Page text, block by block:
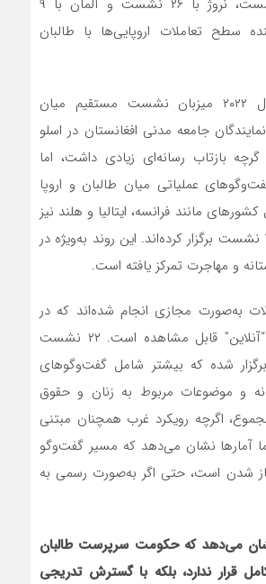
سطح تعاملات اروپایی‌ها با طالبان
نروژ حتی در سال ۲۰۲۲ میزبان نشست مستقیم میان
جامعه مدنی افغانستان در اسلو
بازتاب رسانه‌ای زیادی داشت، اما
عملیاتی میان طالبان و اروپا
مانند فرانسه، ایتالیا و هلند نیز
هرکدام بین ۵ تا ۷ نشست برگزار کرده‌اند. این روند به‌ویژه در
و مهاجرت تمرکز یافته است.
به‌صورت مجازی انجام شده‌اند که در
آمار نشست‌های “آنلاین” قابل مشاهده است. ۲۲ نشست
شده که بیشتر شامل گفت‌وگوهای
و موضوعات مربوط به زنان و حقوق
اگرچه رویکرد غرب همچنان مبتنی
آمارها نشان می‌دهد که مسیر گفت‌وگو
شدن است، حتی اگر به‌صورت رسمی به
می‌دهد که حکومت سرپرست طالبان
قرار ندارد، بلکه با گسترش تدریجی